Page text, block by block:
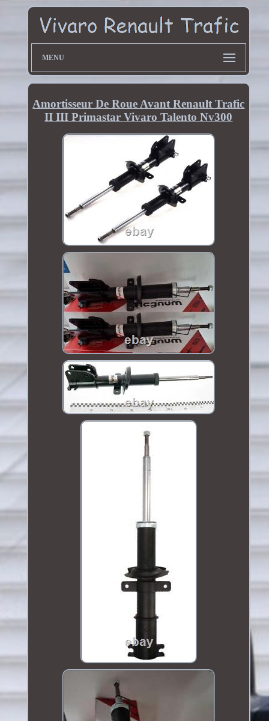
MENU
Amortisseur De Roue Avant Renault Trafic
II III Primastar Vivaro Talento Nv300